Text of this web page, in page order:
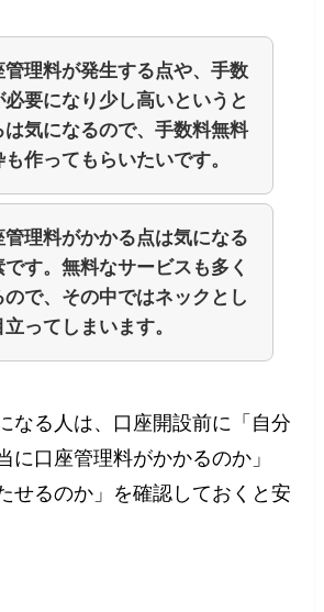
管理料が発生する点や、手数
必要になり少し高いというと
は気になるので、手数料無料
も作ってもらいたいです。
管理料がかかる点は気になる
です。無料なサービスも多く
ので、その中ではネックとし
立ってしまいます。
なる人は、口座開設前に「自分
に口座管理料がかかるのか」
せるのか」を確認しておくと安